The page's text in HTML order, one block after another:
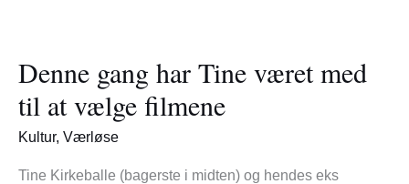
Denne gang har Tine været med
til at vælge filmene
Kultur, Værløse
Tine Kirkeballe (bagerste i midten) og hendes eks
har
Tine
været
med
at